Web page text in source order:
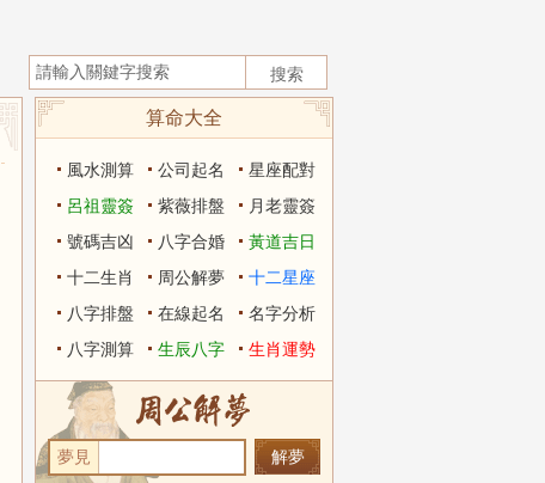
算命大全
風水測算 公司起名
星座配對
呂祖靈簽
紫薇排盤
月老靈簽
號碼吉凶
八字合婚
黃道吉日
十二生肖
周公解夢
十二星座
八字排盤
在線起名
名字分析
八字測算
生辰八字 生肖運勢
夢見